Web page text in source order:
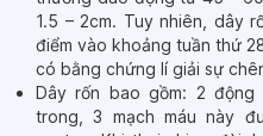
1.5 – 2cm. Tuy nhiên, dây
điểm vào khoảng tuần thứ
có bằng chứng lí giải sự
Dây rốn bao gồm: 2
trong, 3 mạch máu này